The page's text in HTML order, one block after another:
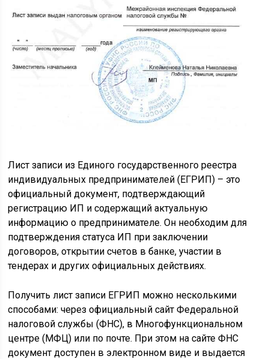
Лист записи из Единого государственного реестра
индивидуальных предпринимателей (ЕГРИП) – это
официальный документ, подтверждающий
регистрацию ИП и содержащий актуальную
информацию о предпринимателе. Он необходим для
подтверждения статуса ИП при заключении
договоров, открытии счетов в банке, участии в
тендерах и других официальных действиях.
Получить лист записи ЕГРИП можно несколькими
способами: через официальный сайт Федеральной
налоговой службы (ФНС), в Многофункциональном
центре (МФЦ) или по почте. При этом на сайте ФНС
документ доступен в электронном виде и выдается